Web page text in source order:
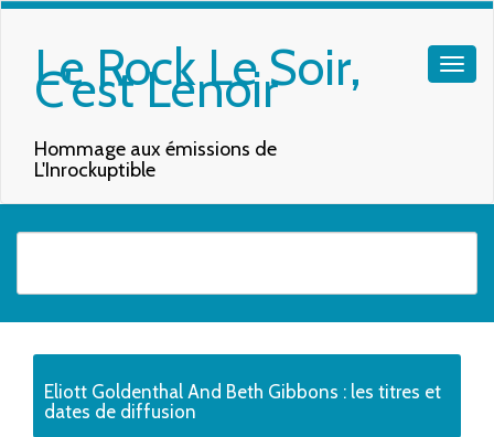
Le Rock Le Soir,
C'est Lenoir
Hommage aux émissions de
L'Inrockuptible
Eliott Goldenthal And Beth Gibbons : les titres et
dates de diffusion